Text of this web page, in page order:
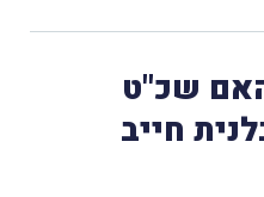
שכ"ט
חייב